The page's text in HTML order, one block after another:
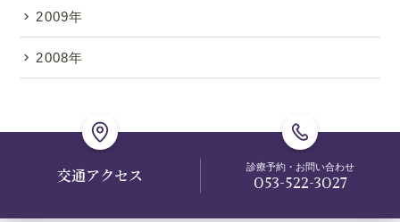
2009年
2008年
交通アクセス 診療予約・お問い合わせ
053-522-3027